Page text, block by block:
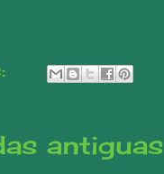
antiguas